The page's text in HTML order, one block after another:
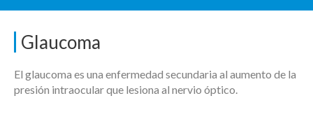
Glaucoma
El glaucoma es una enfermedad secundaria al aumento de la
presión intraocular que lesiona al nervio óptico.